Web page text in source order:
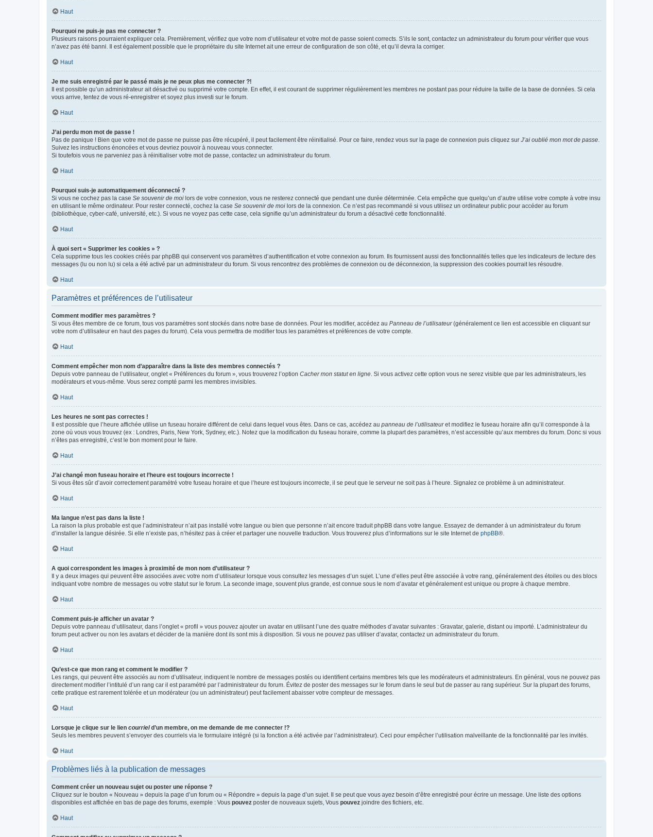
Haut
Pourquoi ne puis-je pas me connecter ?
Plusieurs raisons pourraient expliquer cela. Premièrement, vérifiez que votre nom d’utilisateur et votre mot de passe soient corrects. S’ils le sont, contactez un administrateur du forum pour vérifier que vous
n’avez pas été banni. Il est également possible que le propriétaire du site Internet ait une erreur de configuration de son côté, et qu’il devra la corriger.
Haut
Je me suis enregistré par le passé mais je ne peux plus me connecter ?!
Il est possible qu’un administrateur ait désactivé ou supprimé votre compte. En effet, il est courant de supprimer régulièrement les membres ne postant pas pour réduire la taille de la base de données. Si cela
vous arrive, tentez de vous ré-enregistrer et soyez plus investi sur le forum.
Haut
J’ai perdu mon mot de passe !
Pas de panique ! Bien que votre mot de passe ne puisse pas être récupéré, il peut facilement être réinitialisé. Pour ce faire, rendez vous sur la page de connexion puis cliquez sur J’ai oublié mon mot de passe
Suivez les instructions énoncées et vous devriez pouvoir à nouveau vous connecter.
Si toutefois vous ne parveniez pas à réinitialiser votre mot de passe, contactez un administrateur du forum.
Haut
Pourquoi suis-je automatiquement déconnecté ?
Si vous ne cochez pas la case Se souvenir de moi lors de votre connexion, vous ne resterez connecté que pendant une durée déterminée. Cela empêche que quelqu’un d’autre utilise votre compte à votre insu
en utilisant le même ordinateur. Pour rester connecté, cochez la case Se souvenir de moi lors de la connexion. Ce n’est pas recommandé si vous utilisez un ordinateur public pour accéder au forum
(bibliothèque, cyber-café, université, etc.). Si vous ne voyez pas cette case, cela signifie qu’un administrateur du forum a désactivé cette fonctionnalité.
Haut
À quoi sert « Supprimer les cookies » ?
Cela supprime tous les cookies créés par phpBB qui conservent vos paramètres d’authentification et votre connexion au forum. Ils fournissent aussi des fonctionnalités telles que les indicateurs de lecture des
messages (lu ou non lu) si cela a été activé par un administrateur du forum. Si vous rencontrez des problèmes de connexion ou de déconnexion, la suppression des cookies pourrait les résoudre.
Haut
Paramètres et préférences de l’utilisateur
Comment modifier mes paramètres ?
Si vous êtes membre de ce forum, tous vos paramètres sont stockés dans notre base de données. Pour les modifier, accédez au Panneau de l’utilisateur(généralement ce lien est accessible en cliquant sur
votre nom d’utilisateur en haut des pages du forum). Cela vous permettra de modifier tous les paramètres et préférences de votre compte.
Haut
Comment empêcher mon nom d’apparaître dans la liste des membres connectés ?
Depuis votre panneau de l’utilisateur, onglet « Préférences du forum », vous trouverez l’option Cacher mon statut en ligne . Si vous activez cette option vous ne serez visible que par les administrateurs, les
modérateurs et vous-même. Vous serez compté parmi les membres invisibles.
Haut
Les heures ne sont pas correctes !
Il est possible que l’heure affichée utilise un fuseau horaire différent de celui dans lequel vous êtes. Dans ce cas, accédez au panneau de l’utilisateuret modifiez le fuseau horaire afin qu’il corresponde à la
zone où vous vous trouvez (ex : Londres, Paris, New York, Sydney, etc.). Notez que la modification du fuseau horaire, comme la plupart des paramètres, n’est accessible qu’aux membres du forum. Donc si vous
n’êtes pas enregistré, c’est le bon moment pour le faire.
Haut
J’ai changé mon fuseau horaire et l’heure est toujours incorrecte !
Si vous êtes sûr d’avoir correctement paramétré votre fuseau horaire et que l’heure est toujours incorrecte, il se peut que le serveur ne soit pas à l’heure. Signalez ce problème à un administrateur.
Haut
Ma langue n’est pas dans la liste !
La raison la plus probable est que l’administrateur n’ait pas installé votre langue ou bien que personne n’ait encore traduit phpBB dans votre langue. Essayez de demander à un administrateur du forum
d’installer la langue désirée. Si elle n’existe pas, n’hésitez pas à créer et partager une nouvelle traduction. Vous trouverez plus d’informations sur le site Internet de phpBB®.
Haut
A quoi correspondent les images à proximité de mon nom d’utilisateur ?
Il y a deux images qui peuvent être associées avec votre nom d’utilisateur lorsque vous consultez les messages d’un sujet. L’une d’elles peut être associée à votre rang, généralement des étoiles ou des blocs
indiquant votre nombre de messages ou votre statut sur le forum. La seconde image, souvent plus grande, est connue sous le nom d’avatar et généralement est unique ou propre à chaque membre.
Haut
Comment puis-je afficher un avatar ?
Depuis votre panneau d’utilisateur, dans l’onglet « profil » vous pouvez ajouter un avatar en utilisant l’une des quatre méthodes d’avatar suivantes : Gravatar, galerie, distant ou importé. L’administrateur du
forum peut activer ou non les avatars et décider de la manière dont ils sont mis à disposition. Si vous ne pouvez pas utiliser d’avatar, contactez un administrateur du forum.
Haut
Qu’est-ce que mon rang et comment le modifier ?
Les rangs, qui peuvent être associés au nom d’utilisateur, indiquent le nombre de messages postés ou identifient certains membres tels que les modérateurs et administrateurs. En général, vous ne pouvez pas
directement modifier l’intitulé d’un rang car il est paramétré par l’administrateur du forum. Évitez de poster des messages sur le forum dans le seul but de passer au rang supérieur. Sur la plupart des forums,
cette pratique est rarement tolérée et un modérateur (ou un administrateur) peut facilement abaisser votre compteur de messages.
Haut
Lorsque je clique sur le lien courrield’un membre, on me demande de me connecter !?
Seuls les membres peuvent s’envoyer des courriels via le formulaire intégré (si la fonction a été activée par l’administrateur). Ceci pour empêcher l’utilisation malveillante de la fonctionnalité par les invités.
Haut
Problèmes liés à la publication de messages
Comment créer un nouveau sujet ou poster une réponse ?
Cliquez sur le bouton « Nouveau » depuis la page d’un forum ou « Répondre » depuis la page d’un sujet. Il se peut que vous ayez besoin d’être enregistré pour écrire un message. Une liste des options
disponibles est affichée en bas de page des forums, exemple : Vous pouvez poster de nouveaux sujets, Vous pouvez joindre des fichiers, etc.
Haut